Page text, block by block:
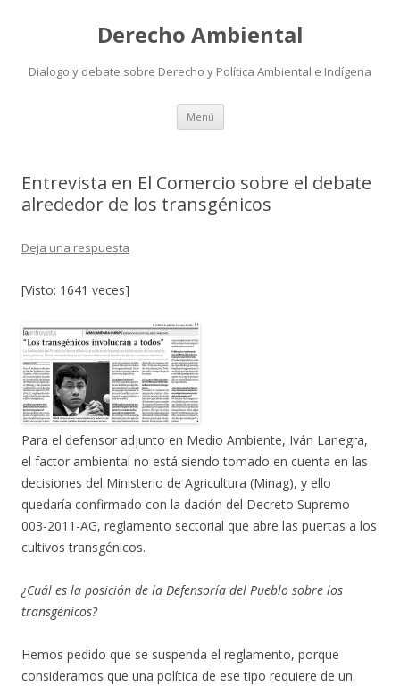
Derecho Ambiental
Dialogo y debate sobre Derecho y Política Ambiental e Indígena
Menú Ir
contenido
Entrevista en El Comercio sobre el debate
alrededor de los transgénicos
Deja una respuesta
[Visto: 1641 veces]
Para el defensor adjunto en Medio Ambiente, Iván Lanegra,
el factor ambiental no está siendo tomado en cuenta en las
decisiones del Ministerio de Agricultura (Minag), y ello
quedaría confirmado con la dación del Decreto Supremo
003-2011-AG, reglamento sectorial que abre las puertas a los
cultivos transgénicos.
¿Cuál es la posición de la Defensoría del Pueblo sobre los
transgénicos?
Hemos pedido que se suspenda el reglamento, porque
consideramos que una política de ese tipo requiere de un